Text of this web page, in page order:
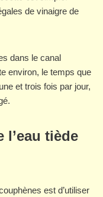
de vinaigre de
dans le canal
environ, le temps que
et trois fois par jour,
l’eau tiède
est d’utiliser